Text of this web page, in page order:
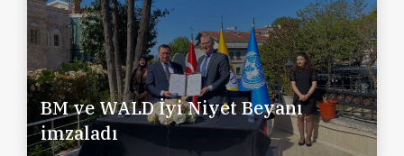
BM ve WALD İyi Niyet Beyanı
imzaladı